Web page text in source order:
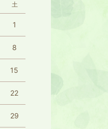
土
1
8
15
22
29